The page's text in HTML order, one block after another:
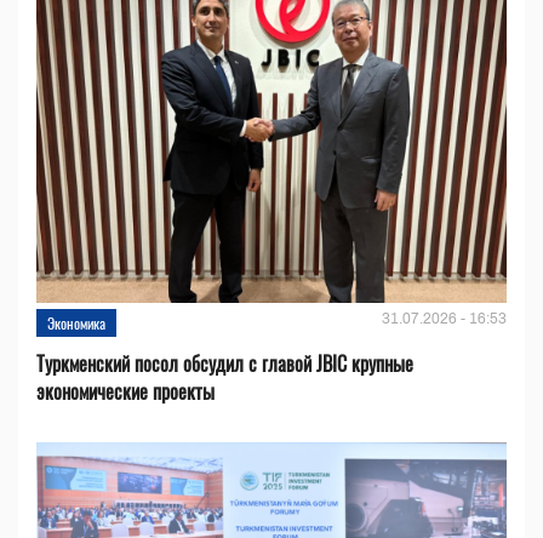
Экономика 31.07.2026 - 16:53
Туркменский посол обсудил с главой JBIC крупные
экономические проекты